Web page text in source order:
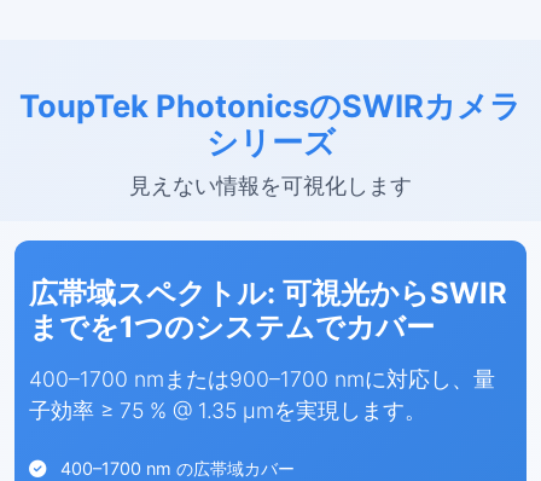
ToupTek PhotonicsのSWIRカメラ
シリーズ
見えない情報を可視化します
広帯域スペクトル: 可視光からSWIR
までを1つのシステムでカバー
400–1700 nmまたは900–1700 nmに対応し、量
子効率 ≥ 75 % @ 1.35 µmを実現します。
400–1700 nm の広帯域カバー